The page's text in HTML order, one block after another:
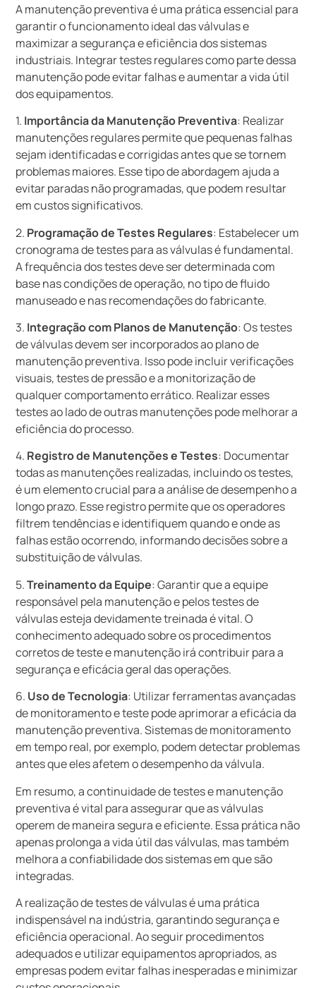
A manutenção preventiva é uma prática essencial para
garantir o funcionamento ideal das válvulas e
maximizar a segurança e eficiência dos sistemas
industriais. Integrar testes regulares como parte dessa
manutenção pode evitar falhas e aumentar a vida útil
dos equipamentos.
1. Importância da Manutenção Preventiva: Realizar
manutenções regulares permite que pequenas falhas
sejam identificadas e corrigidas antes que se tornem
problemas maiores. Esse tipo de abordagem ajuda a
evitar paradas não programadas, que podem resultar
em custos significativos.
2. Programação de Testes Regulares: Estabelecer um
cronograma de testes para as válvulas é fundamental.
A frequência dos testes deve ser determinada com
base nas condições de operação, no tipo de fluido
manuseado e nas recomendações do fabricante.
3. Integração com Planos de Manutenção: Os testes
de válvulas devem ser incorporados ao plano de
manutenção preventiva. Isso pode incluir verificações
visuais, testes de pressão e a monitorização de
qualquer comportamento errático. Realizar esses
testes ao lado de outras manutenções pode melhorar a
eficiência do processo.
4. Registro de Manutenções e Testes: Documentar
todas as manutenções realizadas, incluindo os testes,
é um elemento crucial para a análise de desempenho a
longo prazo. Esse registro permite que os operadores
filtrem tendências e identifiquem quando e onde as
falhas estão ocorrendo, informando decisões sobre a
substituição de válvulas.
5.Treinamento da Equipe: Garantir que a equipe
responsável pela manutenção e pelos testes de
válvulas esteja devidamente treinada é vital. O
conhecimento adequado sobre os procedimentos
corretos de teste e manutenção irá contribuir para a
segurança e eficácia geral das operações.
6. Uso de Tecnologia: Utilizar ferramentas avançadas
de monitoramento e teste pode aprimorar a eficácia da
manutenção preventiva. Sistemas de monitoramento
em tempo real, por exemplo, podem detectar problemas
antes que eles afetem o desempenho da válvula.
Em resumo, a continuidade de testes e manutenção
preventiva é vital para assegurar que as válvulas
operem de maneira segura e eficiente. Essa prática não
apenas prolonga a vida útil das válvulas, mas também
melhora a confiabilidade dos sistemas em que são
integradas.
A realização de testes de válvulas é uma prática
indispensável na indústria, garantindo segurança e
eficiência operacional. Ao seguir procedimentos
adequados e utilizar equipamentos apropriados, as
empresas podem evitar falhas inesperadas e minimizar